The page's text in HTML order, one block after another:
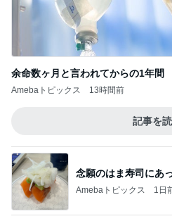
余命数ヶ月と言われてからの1年間
Amebaトピックス 13時間前
記事を
念願のはま寿司にあ
Amebaトピックス 1日